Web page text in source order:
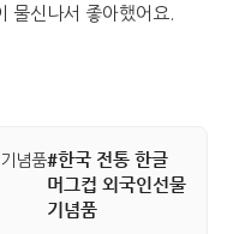
물신나서 좋아했어요.
#한국 전통 한글
머그컵 외국인선물
기념품